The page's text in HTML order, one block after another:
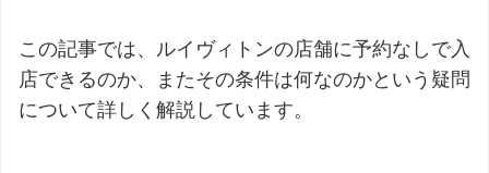
この記事では、ルイヴィトンの店舗に予約なしで入
店できるのか、またその条件は何なのかという疑問
について詳しく解説しています。